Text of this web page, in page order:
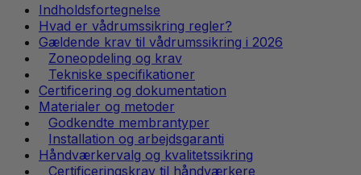
Indholdsfortegnelse
Hvad er vådrumssikring regler?
Gældende krav til vådrumssikring i 2026
Zoneopdeling og krav
Tekniske specifikationer
Certificering og dokumentation
Materialer og metoder
Godkendte membrantyper
Installation og arbejdsgaranti
Håndværkervalg og kvalitetssikring
Certificeringskrav til håndværkere